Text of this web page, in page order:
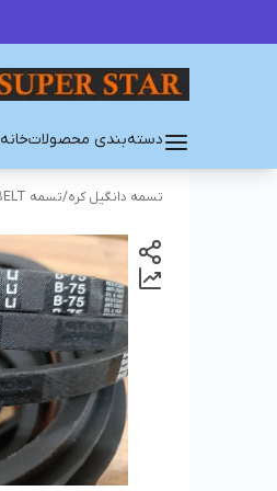
دسته‌بندی محصولاتخانه
تسمه دانگیل کره/تسمه V-BELT ساده و دنده ای